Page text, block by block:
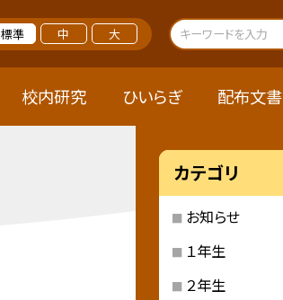
標準 中 大
校内研究 ひいらぎ 配布文書
カテゴリ
お知らせ
１年生
２年生